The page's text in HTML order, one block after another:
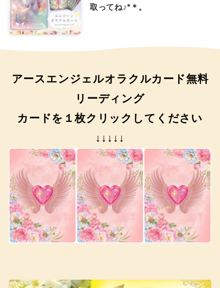
取ってね♪*＊。
アースエンジェルオラクルカード無料
リーディング
カードを１枚クリックしてください
↓↓↓↓↓